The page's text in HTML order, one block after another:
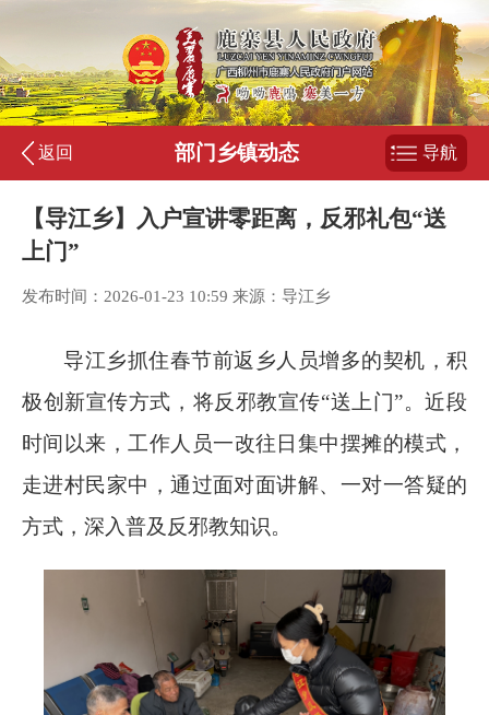
返回 部门乡镇动态 导航
【导江乡】入户宣讲零距离，反邪礼包“送
上门”
发布时间：2026-01-23 10:59 来源：导江乡
导江乡抓住春节前返乡人员增多的契机，积
极创新宣传方式，将反邪教宣传“送上门”。近段
时间以来 ，工作人员一改往日集中摆摊的模式，
走进村民家中，通过面对面讲解、一对一答疑的
方式，深入普及反邪教知识。